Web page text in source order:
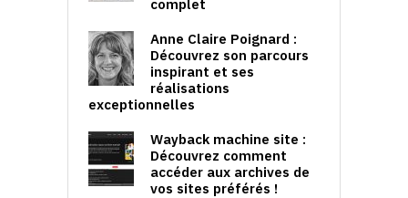
complet
Anne Claire Poignard :
Découvrez son parcours
inspirant et ses
réalisations
exceptionnelles
Wayback machine site :
Découvrez comment
accéder aux archives de
vos sites préférés !